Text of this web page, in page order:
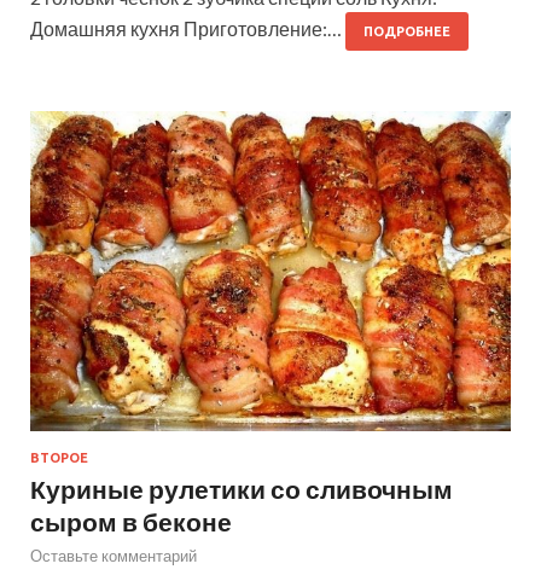
Домашняя кухня Приготовление:…
ПОДРОБНЕЕ
ВТОРОЕ
Куриные рулетики со сливочным
сыром в беконе
Оставьте комментарий